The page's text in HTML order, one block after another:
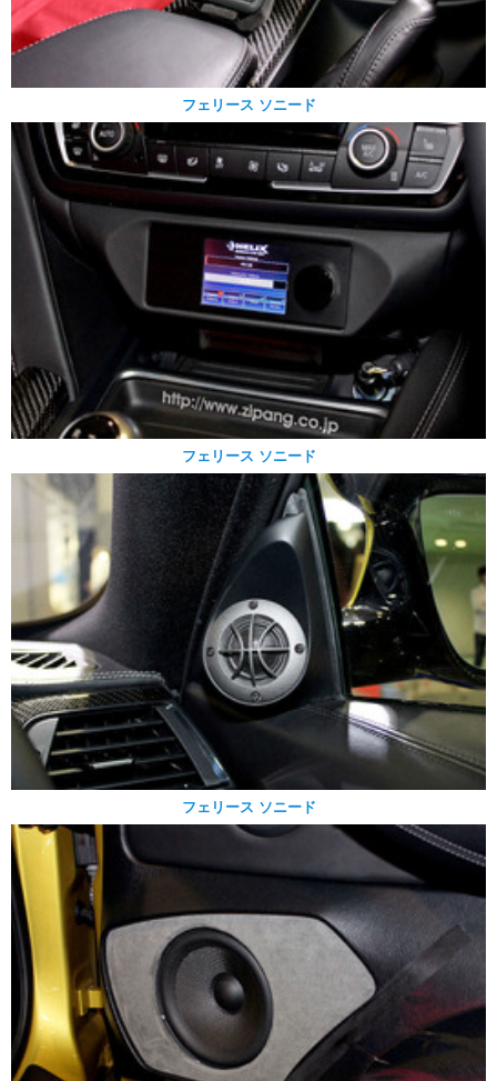
フェリース ソニード
フェリース ソニード
フェリース ソニード